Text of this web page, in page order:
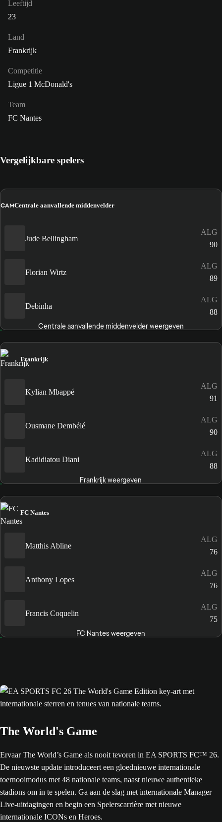
Leeftijd
23
Land
Frankrijk
Competitie
Ligue 1 McDonald's
Team
FC Nantes
Vergelijkbare spelers
CAMCentrale aanvallende middenvelder
Jude Bellingham
ALG
90
Florian Wirtz
ALG
89
Debinha
ALG
88
Centrale aanvallende middenvelder weergeven
Frankrijk
Kylian Mbappé
ALG
91
Ousmane Dembélé
ALG
90
Kadidiatou Diani
ALG
88
Frankrijk weergeven
FC Nantes
Matthis Abline
ALG
76
Anthony Lopes
ALG
76
Francis Coquelin
ALG
75
FC Nantes weergeven
The World's Game
Ervaar The World’s Game als nooit tevoren in EA SPORTS FC™ 26.
De nieuwste update introduceert een gloednieuwe internationale
toernooimodus met 48 nationale teams, naast nieuwe authentieke
stadions om in te spelen. Ga aan de slag met internationale Manager
Live-uitdagingen en begin een Spelerscarrière met nieuwe
internationale ICONs en Heroes.